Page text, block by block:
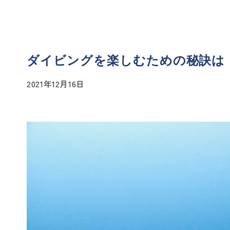
ダイビングを楽しむための秘訣は
2021年12月16日